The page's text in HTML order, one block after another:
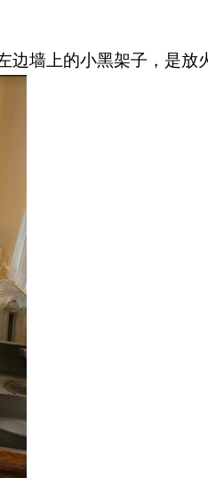
边墙上的小黑架子，是放